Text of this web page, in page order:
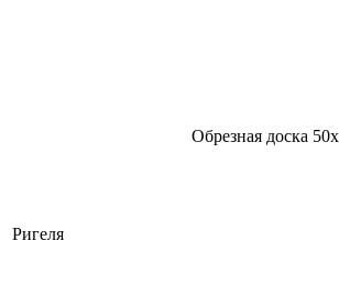
Ригеля
Обрезная доска